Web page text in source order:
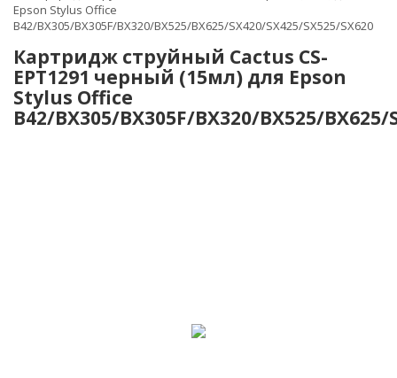
Epson Stylus Office
B42/BX305/BX305F/BX320/BX525/BX625/SX420/SX425/SX525/SX620
Картридж струйный Cactus CS-
EPT1291 черный (15мл) для Epson
Stylus Office
B42/BX305/BX305F/BX320/BX525/BX625/